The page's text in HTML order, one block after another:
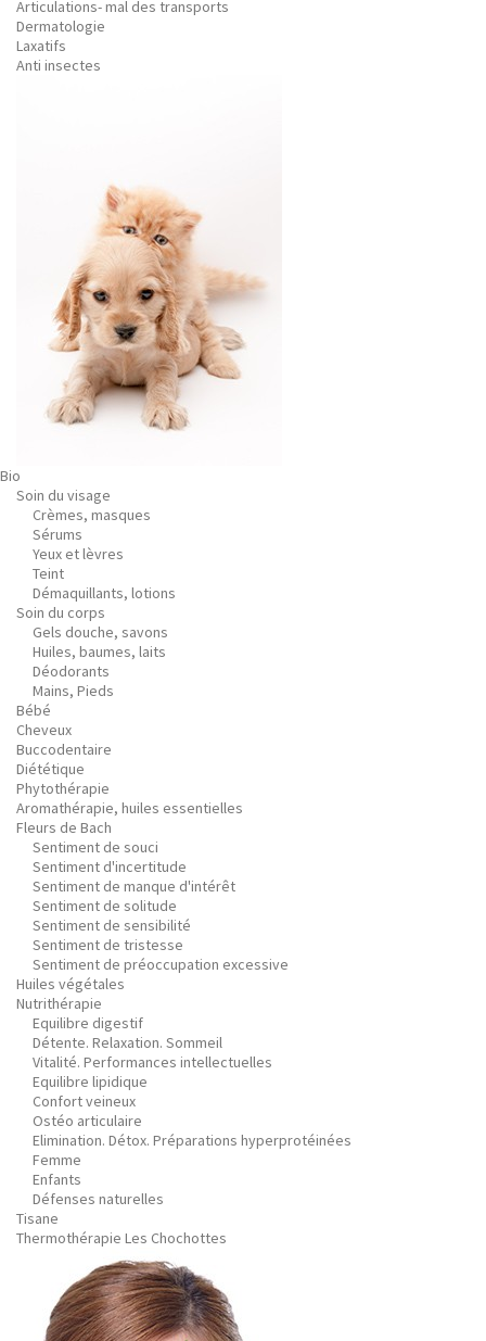
Articulations- mal des transports
Dermatologie
Laxatifs
Anti insectes
Bio
Soin du visage
Crèmes, masques
Sérums
Yeux et lèvres
Teint
Démaquillants, lotions
Soin du corps
Gels douche, savons
Huiles, baumes, laits
Déodorants
Mains, Pieds
Bébé
Cheveux
Buccodentaire
Diététique
Phytothérapie
Aromathérapie, huiles essentielles
Fleurs de Bach
Sentiment de souci
Sentiment d'incertitude
Sentiment de manque d'intérêt
Sentiment de solitude
Sentiment de sensibilité
Sentiment de tristesse
Sentiment de préoccupation excessive
Huiles végétales
Nutrithérapie
Equilibre digestif
Détente. Relaxation. Sommeil
Vitalité. Performances intellectuelles
Equilibre lipidique
Confort veineux
Ostéo articulaire
Elimination. Détox. Préparations hyperprotéinées
Femme
Enfants
Défenses naturelles
Tisane
Thermothérapie Les Chochottes